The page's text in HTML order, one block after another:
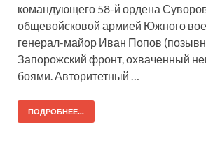
командующего 58-й ордена
общевойсковой армией Южного
генерал-майор Иван Попов
Запорожский фронт, охваченный
боями. Авторитетный …
ПОДРОБНЕЕ...